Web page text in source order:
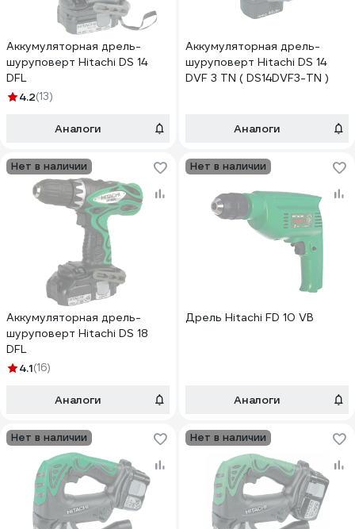
Аккумуляторная дрель-
шуруповерт Hitachi DS 14
DFL
4.2(13)
Аналоги
Аккумуляторная дрель-
шуруповерт Hitachi DS 14
DVF 3 TN ( DS14DVF3-TN )
Аналоги
Нет в наличии
Аккумуляторная дрель-
шуруповерт Hitachi DS 18
DFL
4.1(16)
Аналоги
Нет в наличии
Дрель Hitachi FD 10 VB
Аналоги
Нет в наличии Нет в наличии